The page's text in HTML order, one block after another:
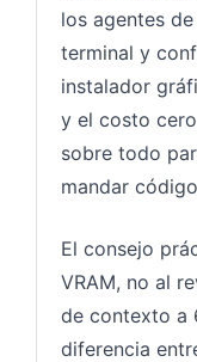
los agentes
terminal y
instalador
y el costo
sobre todo
mandar
El consejo
VRAM, no al
de contexto a
diferencia